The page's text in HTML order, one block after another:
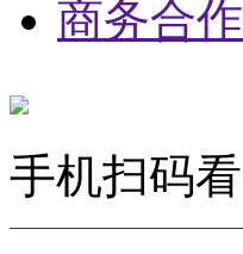
商务合作
手机扫码看